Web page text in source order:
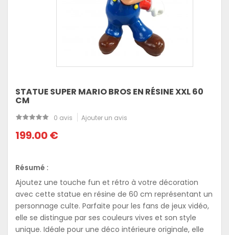
STATUE SUPER MARIO BROS EN RÉSINE XXL 60
CM
0 avis Ajouter un avis
199.00 €
Résumé :
Ajoutez une touche fun et rétro à votre décoration
avec cette statue en résine de 60 cm représentant un
personnage culte. Parfaite pour les fans de jeux vidéo,
elle se distingue par ses couleurs vives et son style
unique. Idéale pour une déco intérieure originale, elle